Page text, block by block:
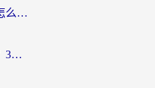
在国外登录不了国内小程序怎么办？选对回国加速器，轻松解锁国内资源
在美国怎么用酷我听周杰伦？3步搞定海外听歌难题